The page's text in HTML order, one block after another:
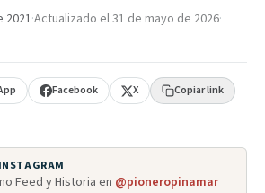
2021·Actualizado el31 de mayo de 2026·
Facebook X Copiar link
Feed y Historia en @pioneropinamar